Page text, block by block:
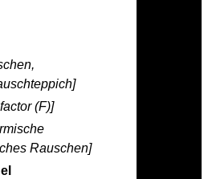
(F)]
Rauschen]